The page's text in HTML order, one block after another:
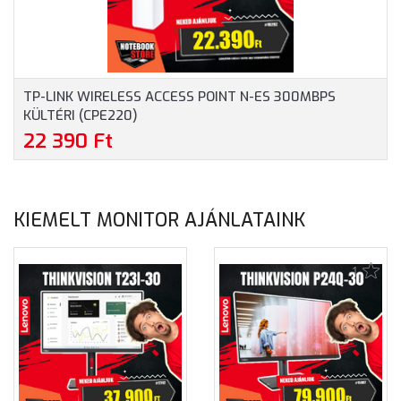
TP-LINK WIRELESS ACCESS POINT N-ES 300MBPS
KÜLTÉRI (CPE220)
22 390 Ft
KIEMELT MONITOR AJÁNLATAINK
1